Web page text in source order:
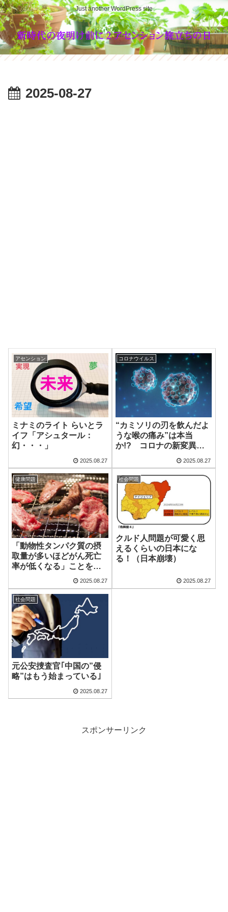
Just another WordPress site
2025-08-27
アセンション
ミナミのライト らいとラ
イフ「アシュタール：
幻・・・」
2025.08.27
コロナウイルス
“カミソリの刃を飲んだよ
うな喉の痛み”は本当
か!? コロナの新変異
株・ニンバスの実態 臨
床医師が徹底解説
2025.08.27
健康問題
「動物性タンパク質の摂
取量が多いほどがん死亡
率が低くなる」ことを示
2025.08.27
社会問題
クルド人問題が可愛く思
えるくらいの日本にな
る！（日本崩壊）
2025.08.27
社会問題
元公安捜査官｢中国の”侵
略”はもう始まっている｣
2025.08.27
スポンサーリンク